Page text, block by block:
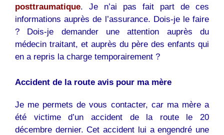
posttraumatique. Je n’ai pas fait part de ces
informations auprès de l’assurance. Dois-je le faire
? Dois-je demander une attention auprès du
médecin traitant, et auprès du père des enfants qui
en a repris la charge temporairement ?
Accident de la route avis pour ma mère
Je me permets de vous contacter, car ma mère a
été victime d’un accident de la route le 20
décembre dernier. Cet accident lui a engendré une